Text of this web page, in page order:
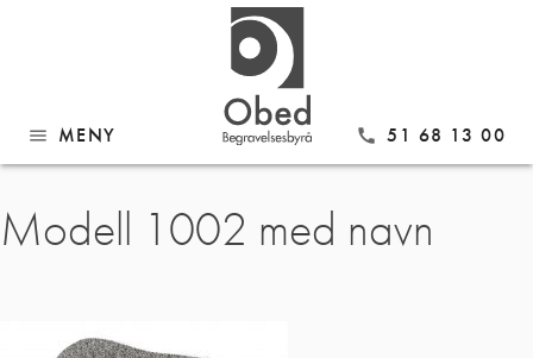
menu MENY call 51 68 13 00
Gå
til
innhold
Modell 1002 med navn